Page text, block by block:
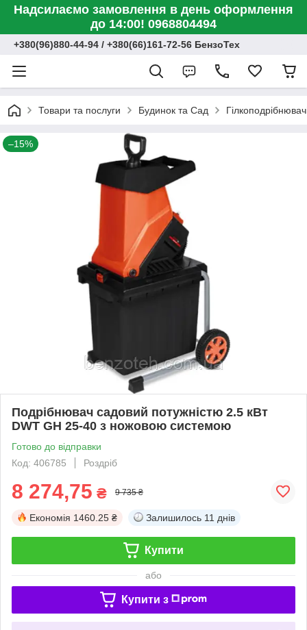
Надсилаємо замовлення в день оформлення
до 14:00! 0968804494
+380(96)880-44-94 / +380(66)161-72-56 БензоТех
Товари та послуги Будинок та Сад
–15%
Подрібнювач садовий потужністю 2.5 кВт
DWT GH 25-40 з ножовою системою
Готово до відправки
Код: 406785
Роздріб
8 274,75 ₴ 9 735 ₴
Економія 1460.25 ₴ Залишилось 11 днів
Купити
або
Купити з